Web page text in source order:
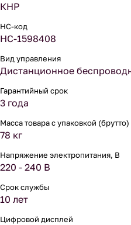
КНР
НС-код
НС-1598408
Вид управления
Дистанционное
Гарантийный срок
3 года
Масса товара с упаковкой (брутто)
78 кг
Напряжение электропитания, В
220 - 240 В
Срок службы
10 лет
Цифровой дисплей